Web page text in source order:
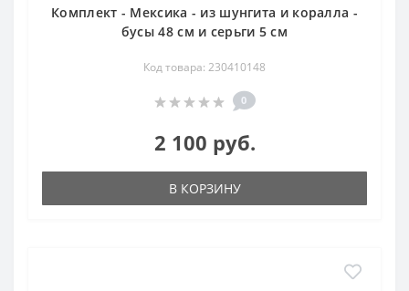
Комплект - Мексика - из шунгита и коралла -
бусы 48 см и серьги 5 см
Код товара: 230410148
0
2 100 руб.
В КОРЗИНУ